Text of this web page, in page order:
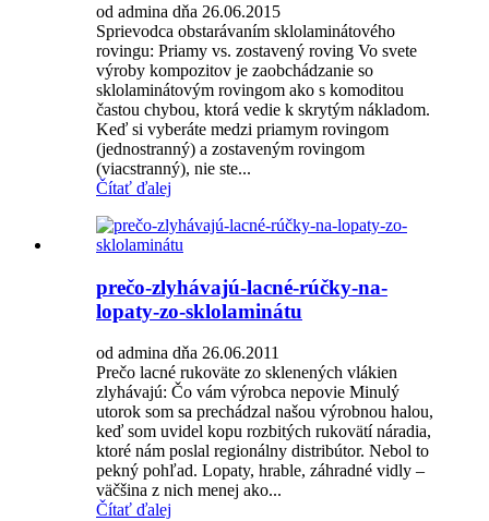
od admina dňa 26.06.2015
Sprievodca obstarávaním sklolaminátového
rovingu: Priamy vs. zostavený roving Vo svete
výroby kompozitov je zaobchádzanie so
sklolaminátovým rovingom ako s komoditou
častou chybou, ktorá vedie k skrytým nákladom.
Keď si vyberáte medzi priamym rovingom
(jednostranný) a zostaveným rovingom
(viacstranný), nie ste...
Čítať ďalej
prečo-zlyhávajú-lacné-rúčky-na-
lopaty-zo-sklolaminátu
od admina dňa 26.06.2011
Prečo lacné rukoväte zo sklenených vlákien
zlyhávajú: Čo vám výrobca nepovie Minulý
utorok som sa prechádzal našou výrobnou halou,
keď som uvidel kopu rozbitých rukovätí náradia,
ktoré nám poslal regionálny distribútor. Nebol to
pekný pohľad. Lopaty, hrable, záhradné vidly – ​​
väčšina z nich menej ako...
Čítať ďalej